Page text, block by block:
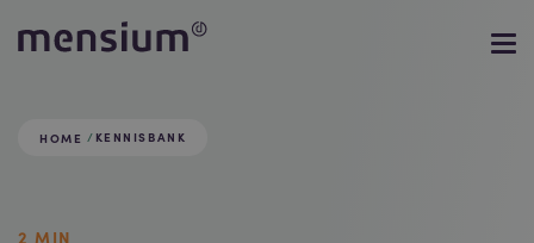
HOME KENNISBANK
2 MIN